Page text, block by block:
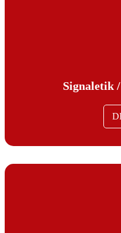
Signaletik